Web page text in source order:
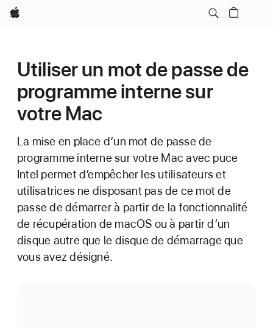
Apple
Utiliser un mot de passe de
programme interne sur
votre Mac
La mise en place d’un mot de passe de
programme interne sur votre Mac avec puce
Intel permet d’empêcher les utilisateurs et
utilisatrices ne disposant pas de ce mot de
passe de démarrer à partir de la fonctionnalité
de récupération de macOS ou à partir d’un
disque autre que le disque de démarrage que
vous avez désigné.